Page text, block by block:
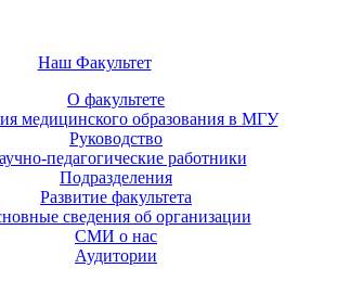
Наш Факультет
О факультете
медицинского образования в МГУ
Руководство
педагогические работники
Подразделения
Развитие факультета
сведения об организации
СМИ о нас
Аудитории